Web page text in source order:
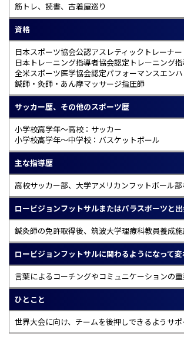
筋トレ、読書、古着屋巡り
資格
日本スポーツ協会公認アスレティックトレーナー
日本トレーニング指導者協会認定トレーニング
全米スポーツ医学協会認定パフォーマンスエン
鍼師・灸師・あん摩マッサージ指圧師
サッカー歴、その他のスポーツ歴
小学校高学年〜高校：サッカー
小学校高学年〜中学校：バスケットボール
主な指導歴
高校サッカー部、大学アメリカンフットボール
ロービジョンフットサルまたはパラスポーツと出
鍼灸師の免許取得後、筑波大学理療科教員養成
ロービジョンフットサルに関わるようになって
言葉によるコーチングやコミュニケーションの重
ひとこと
世界大会に向け、チームを後押しできるようサポ